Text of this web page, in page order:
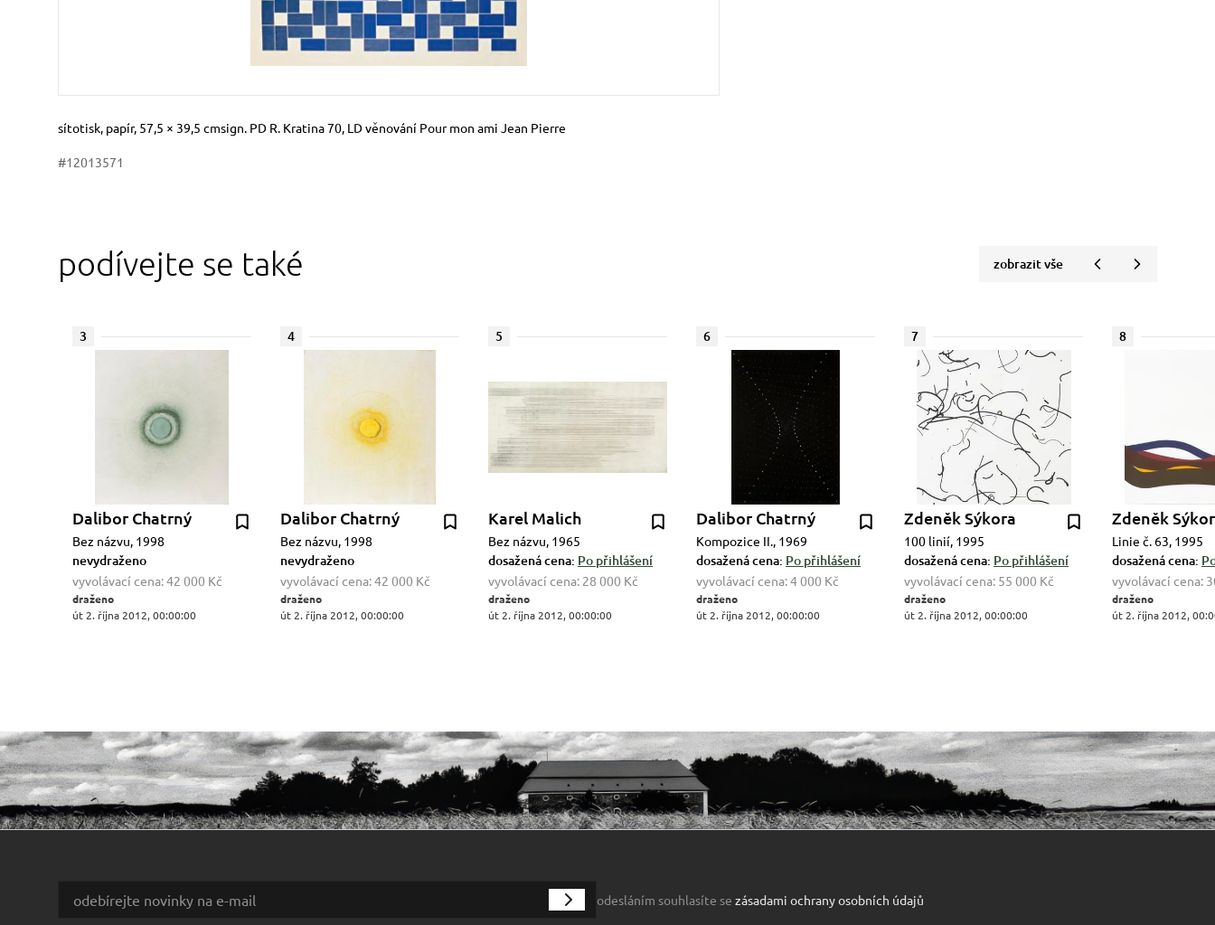
Rozměry
Stručný popis předmětu
sítotisk, papír, 57,5 × 39,5 cmsign. PD R. Kratina 70, LD věnování Pour mon ami Jean Pierre
#12013571
podívejte se také zobrazit vše
3
Dalibor Chatrný
Bez názvu, 1998
nevydraženo
vyvolávací cena:42 000 Kč
draženo
út 2. října 2012, 00:00:00
4
Dalibor Chatrný
Bez názvu, 1998
nevydraženo
vyvolávací cena:42 000 Kč
draženo
út 2. října 2012, 00:00:00
5
Karel Malich
Bez názvu, 1965
dosažená cena: Po přihlášení
vyvolávací cena: 28 000 Kč
draženo
út 2. října 2012, 00:00:00
6
Dalibor Chatrný
Kompozice II., 1969
dosažená cena: Po přihlášení
vyvolávací cena:4 000 Kč
draženo
út 2. října 2012, 00:00:00
7
Zdeněk Sýkora
100 linií, 1995
dosažená cena: Po přihlášení
vyvolávací cena: 55 000 Kč
draženo
út 2. října 2012, 00:00:00
8
Zdeněk
Linie č. 63, 1995
dosažená cena:
vyvolávací cena:
draženo
út 2. října 2012,
odesláním souhlasíte se zásadami ochrany osobních údajů